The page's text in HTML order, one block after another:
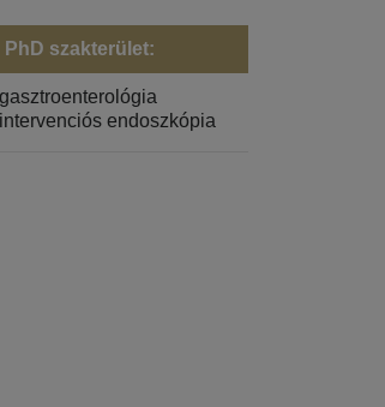
PhD szakterület:
gasztroenterológia
intervenciós endoszkópia